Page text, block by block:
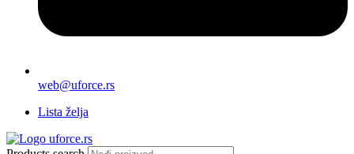
web@uforce.rs
Lista želja